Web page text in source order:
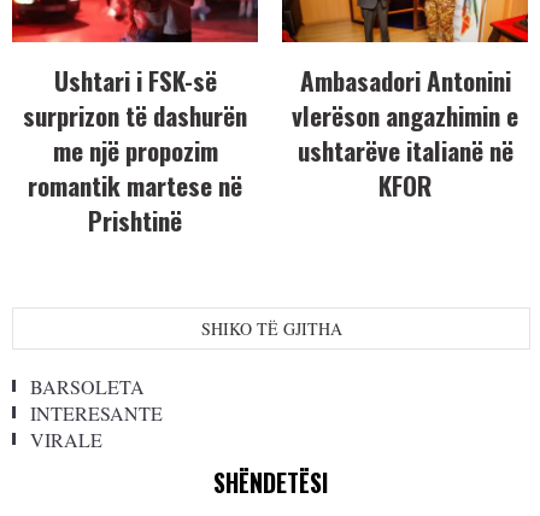
Ushtari i FSK-së
surprizon të dashurën
me një propozim
romantik martese në
Prishtinë
Ambasadori Antonini
vlerëson angazhimin e
ushtarëve italianë në
KFOR
SHIKO TË GJITHA
BARSOLETA
INTERESANTE
VIRALE
SHËNDETËSI